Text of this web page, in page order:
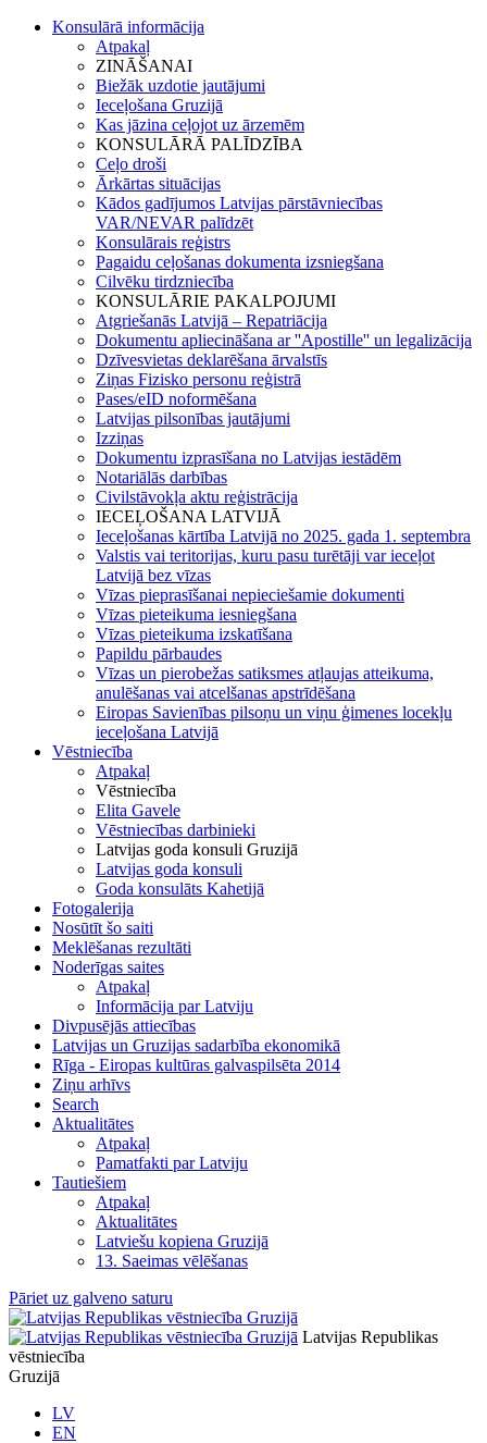
Konsulārā informācija
Atpakaļ
ZINĀŠANAI
Biežāk uzdotie jautājumi
Ieceļošana Gruzijā
Kas jāzina ceļojot uz ārzemēm
KONSULĀRĀ PALĪDZĪBA
Ceļo droši
Ārkārtas situācijas
Kādos gadījumos Latvijas pārstāvniecības
VAR/NEVAR palīdzēt
Konsulārais reģistrs
Pagaidu ceļošanas dokumenta izsniegšana
Cilvēku tirdzniecība
KONSULĀRIE PAKALPOJUMI
Atgriešanās Latvijā – Repatriācija
Dokumentu apliecināšana ar ''Apostille'' un legalizācija
Dzīvesvietas deklarēšana ārvalstīs
Ziņas Fizisko personu reģistrā
Pases/eID noformēšana
Latvijas pilsonības jautājumi
Izziņas
Dokumentu izprasīšana no Latvijas iestādēm
Notariālās darbības
Civilstāvokļa aktu reģistrācija
IECEĻOŠANA LATVIJĀ
Ieceļošanas kārtība Latvijā no 2025. gada 1. septembra
Valstis vai teritorijas, kuru pasu turētāji var ieceļot
Latvijā bez vīzas
Vīzas pieprasīšanai nepieciešamie dokumenti
Vīzas pieteikuma iesniegšana
Vīzas pieteikuma izskatīšana
Papildu pārbaudes
Vīzas un pierobežas satiksmes atļaujas atteikuma,
anulēšanas vai atcelšanas apstrīdēšana
Eiropas Savienības pilsoņu un viņu ģimenes locekļu
ieceļošana Latvijā
Vēstniecība
Atpakaļ
Vēstniecība
Elita Gavele
Vēstniecības darbinieki
Latvijas goda konsuli Gruzijā
Latvijas goda konsuli
Goda konsulāts Kahetijā
Fotogalerija
Nosūtīt šo saiti
Meklēšanas rezultāti
Noderīgas saites
Atpakaļ
Informācija par Latviju
Divpusējās attiecības
Latvijas un Gruzijas sadarbība ekonomikā
Rīga - Eiropas kultūras galvaspilsēta 2014
Ziņu arhīvs
Search
Aktualitātes
Atpakaļ
Pamatfakti par Latviju
Tautiešiem
Atpakaļ
Aktualitātes
Latviešu kopiena Gruzijā
13. Saeimas vēlēšanas
Pāriet uz galveno saturu
Latvijas Republikas
vēstniecība
Gruzijā
LV
EN